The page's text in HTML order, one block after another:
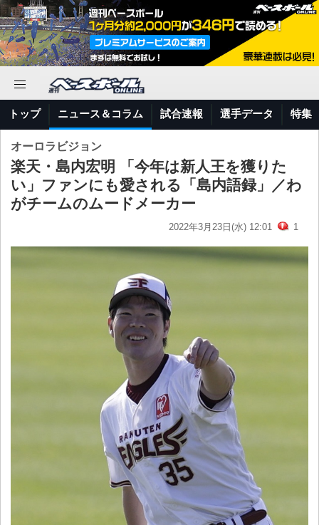
トップ ニュース＆コラム 試合速報 選手データ 特集
オーロラビジョン
楽天・島内宏明 「今年は新人王を獲りた
い」ファンにも愛される「島内語録」／わ
がチームのムードメーカー
2022年3月23日(水) 12:01 1